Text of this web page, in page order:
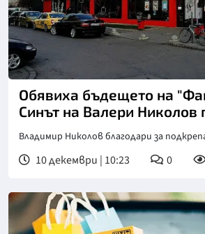
Обявиха бъдещето на
Синът на Валери Николов
Владимир Николов благодари за
10 декември | 10:23 0